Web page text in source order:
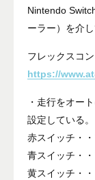
Nintendo
ーラー）を介
フレックスコ
https://
・走行をオー
設定している。
赤スイッチ・
青スイッチ・
黄スイッチ・